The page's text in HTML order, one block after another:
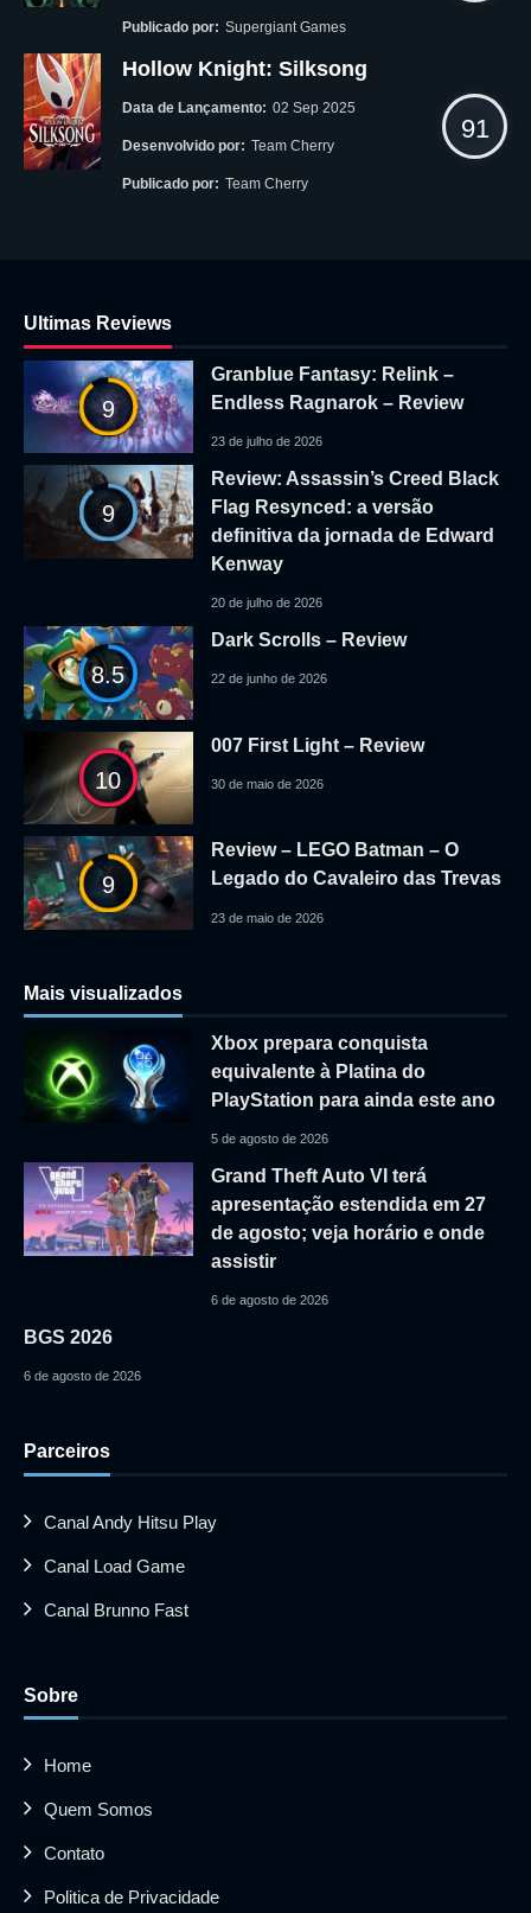
Publicado por: Supergiant Games
Hollow Knight: Silksong
Data de Lançamento: 02 Sep 2025
Desenvolvido por: Team Cherry
Publicado por: Team Cherry
91
Ultimas Reviews
9
Granblue Fantasy: Relink –
Endless Ragnarok – Review
23 de julho de 2026
9
Review: Assassin’s Creed Black
Flag Resynced: a versão
definitiva da jornada de Edward
Kenway
20 de julho de 2026
8.5
Dark Scrolls – Review
22 de junho de 2026
10
007 First Light – Review
30 de maio de 2026
9
Review – LEGO Batman – O
Legado do Cavaleiro das Trevas
23 de maio de 2026
Mais visualizados
Xbox prepara conquista
equivalente à Platina do
PlayStation para ainda este ano
5 de agosto de 2026
Grand Theft Auto VI terá
apresentação estendida em 27
de agosto; veja horário e onde
assistir
6 de agosto de 2026
BGS 2026
6 de agosto de 2026
Parceiros
Canal Andy Hitsu Play
Canal Load Game
Canal Brunno Fast
Sobre
Home
Quem Somos
Contato
Politica de Privacidade